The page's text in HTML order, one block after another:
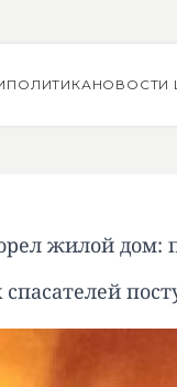
ПОЛИТИКАНОВОСТИ
жилой дом: